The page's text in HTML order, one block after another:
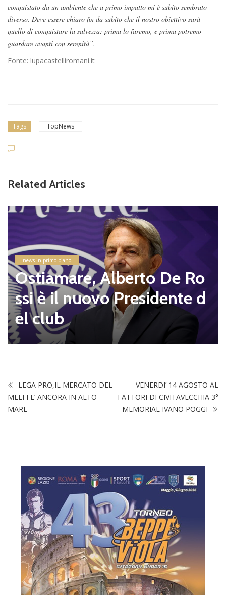
conquistato da un ambiente che a primo impatto mi è subito sembrato
diverso. Deve essere chiaro fin da subito che il nostro obiettivo sarà
quello di conquistare la salvezza: prima lo faremo, e prima potremo
guardare avanti con serenità”.
Fonte: lupacastelliromani.it
Tags TopNews
Related Articles
news in primo piano
Ostiamare, Alberto De Ro
ssi è il nuovo Presidente d
el club
LEGA PRO,IL MERCATO DEL
MELFI E’ ANCORA IN ALTO
MARE
VENERDI’ 14 AGOSTO AL
FATTORI DI CIVITAVECCHIA 3°
MEMORIAL IVANO POGGI